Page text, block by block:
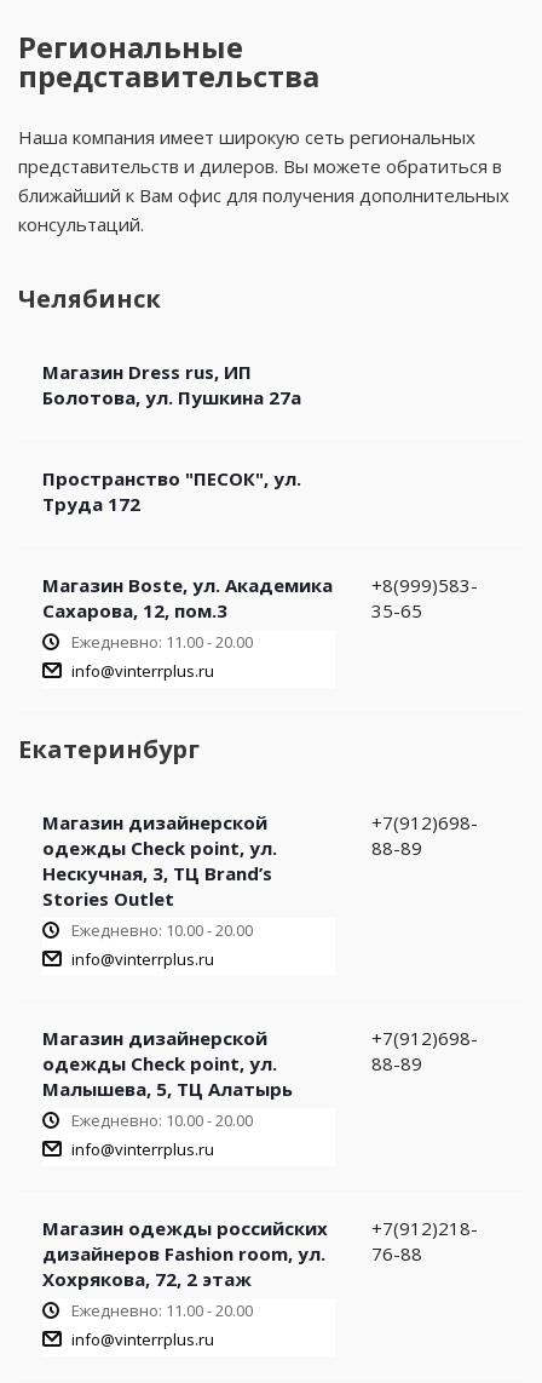
Региональные
представительства
Наша компания имеет широкую сеть региональных
представительств и дилеров. Вы можете обратиться в
ближайший к Вам офис для получения дополнительных
консультаций.
Челябинск
Магазин Dress rus, ИП
Болотова, ул. Пушкина 27а
Пространство "ПЕСОК", ул.
Труда 172
Магазин Boste, ул. Академика
Сахарова, 12, пом.3
Ежедневно: 11.00 - 20.00
info@vinterrplus.ru
+8(999)583-
35-65
Екатеринбург
Магазин дизайнерской
одежды Check point, ул.
Нескучная, 3, ТЦ Brand’s
Stories Outlet
Ежедневно: 10.00 - 20.00
info@vinterrplus.ru
+7(912)698-
88-89
Магазин дизайнерской
одежды Check point, ул.
Малышева, 5, ТЦ Алатырь
Ежедневно: 10.00 - 20.00
info@vinterrplus.ru
+7(912)698-
88-89
Магазин одежды российских
дизайнеров Fashion room, ул.
Хохрякова, 72, 2 этаж
Ежедневно: 11.00 - 20.00
info@vinterrplus.ru
+7(912)218-
76-88